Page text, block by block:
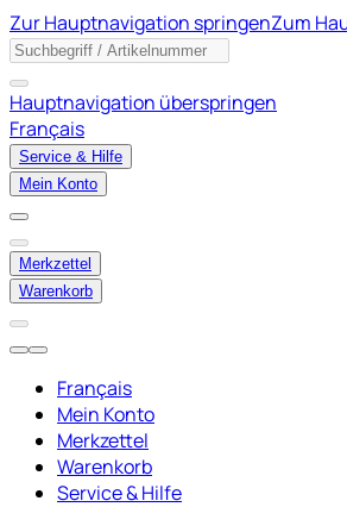
Zur Hauptnavigation springenZum
Hauptnavigation überspringen
Français
Service & Hilfe
Mein Konto
Merkzettel
Warenkorb
Français
Mein Konto
Merkzettel
Warenkorb
Service & Hilfe